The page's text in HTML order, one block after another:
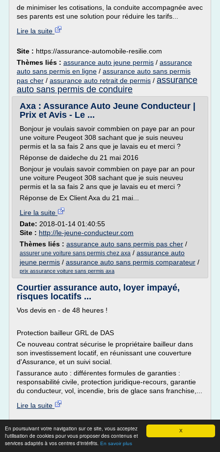
X
En poursuivant votre navigation sur ce site, vous acceptez
l'utilisation de cookies pour vous proposer des contenus et
services adaptés à vos centres d'intérêts. En savoir plus
de minimiser les cotisations, la conduite accompagnée avec
ses parents est une solution pour réduire les tarifs...
Lire la suite
Site : https://assurance-automobile-resilie.com
Thèmes liés : assurance auto jeune permis / assurance
auto sans permis en ligne / assurance auto sans permis
pas cher / assurance auto retrait de permis / assurance
auto sans permis de conduire
Axa : Assurance Auto Jeune Conducteur |
Prix et Avis - Le ...
Bonjour je voulais savoir commbien on paye par an pour
une voiture Peugeot 308 sachant que je suis neuveu
permis et la sa fais 2 ans que je lavais eu et merci ?
Réponse de daideche du 21 mai 2016
Bonjour je voulais savoir commbien on paye par an pour
une voiture Peugeot 308 sachant que je suis neuveu
permis et la sa fais 2 ans que je lavais eu et merci ?
Réponse de Ex Client Axa du 21 mai...
Lire la suite
Date: 2018-01-14 01:40:55
Site : http://le-jeune-conducteur.com
Thèmes liés : assurance auto sans permis pas cher /
assurer une voiture sans permis chez axa / assurance auto
jeune permis / assurance auto sans permis comparateur /
prix assurance voiture sans permis axa
Courtier assurance auto, loyer impayé,
risques locatifs ...
Vos devis en - de 48 heures !
Protection bailleur GRL de DAS
Ce nouveau contrat sécurise le propriétaire bailleur dans
son investissement locatif, en réunissant une couverture
d'Assurance, et un suivi social.
l'assurance auto : différentes formules de garanties :
responsabilité civile, protection juridique-recours, garantie
du conducteur, vol, incendie, bris de glace sans franchise,...
Lire la suite
Site :
http://www.2ccourtage.com
Thèmes liés :assurance auto jeune permis/assurance
auto sans permis en ligne/assurance auto retrait de